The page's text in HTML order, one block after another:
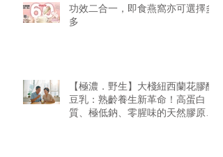
功效二合一，即食燕窩亦可選擇多
多
【極濃．野生】大棧紐西蘭花膠醇
豆乳：熟齡養生新革命！高蛋白
質、極低鈉、零腥味的天然膠原精